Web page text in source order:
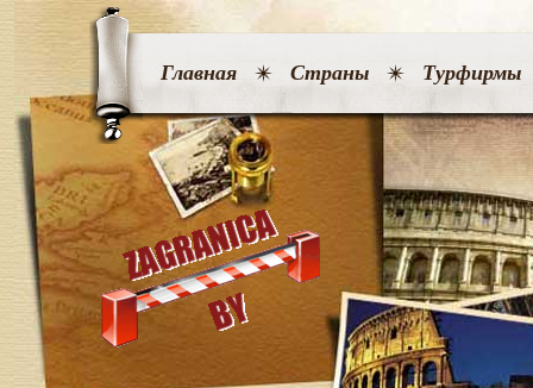
Главная Страны Турфирмы